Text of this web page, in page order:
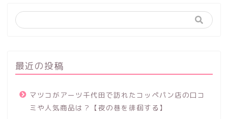
最近の投稿
マツコがアーツ千代田で訪れたコッペパン店の口コ
ミや人気商品は？【夜の巷を徘徊する】